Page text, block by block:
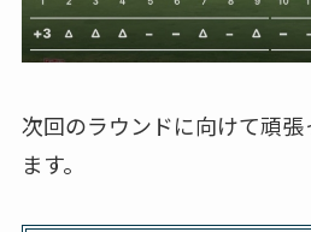
次回のラウンドに向けて頑
ます。